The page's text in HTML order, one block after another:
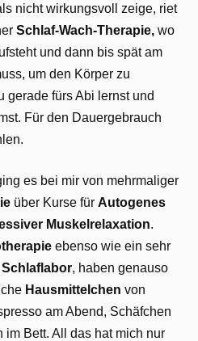
nicht wirkungsvoll zeige, riet
Schlaf-Wach-Therapie, wo
und dann bis spät am
um den Körper zu
gerade fürs Abi lernst und
Für den Dauergebrauch
es bei mir von mehrmaliger
über Kurse für Autogenes
Muskelrelaxation.
ebenso wie ein sehr
Schlaflabor, haben genauso
Hausmittelchen von
am Abend, Schäfchen
Bett. All das hat mich nur